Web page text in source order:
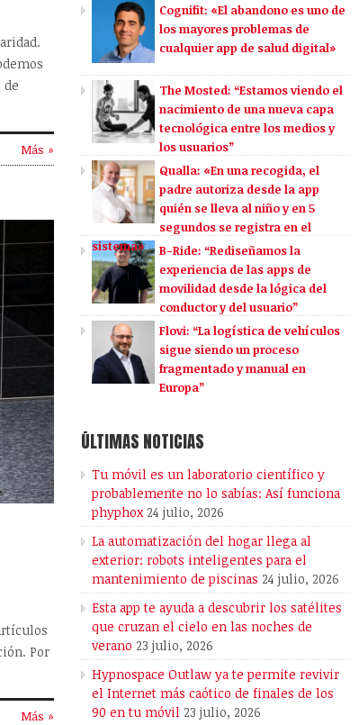
Más »
Por
Más »
Cognifit: «El abandono es uno de
los mayores problemas de
cualquier app de salud digital»
The Mosted: “Estamos viendo el
nacimiento de una nueva capa
tecnológica entre los medios y
los usuarios”
Qualla: «En una recogida, el
padre autoriza desde la app
quién se lleva al niño y en 5
segundos se registra en el
sistema»
B-Ride: “Rediseñamos la
experiencia de las apps de
movilidad desde la lógica del
conductor y del usuario”
Flovi: “La logística de vehículos
sigue siendo un proceso
fragmentado y manual en
Europa”
ÚLTIMAS NOTICIAS
Tu móvil es un laboratorio científico y
probablemente no lo sabías: Así funciona
phyphox 24 julio, 2026
La automatización del hogar llega al
exterior: robots inteligentes para el
mantenimiento de piscinas 24 julio, 2026
Esta app te ayuda a descubrir los satélites
que cruzan el cielo en las noches de
verano 23 julio, 2026
Hypnospace Outlaw ya te permite revivir
el Internet más caótico de finales de los
90 en tu móvil 23 julio, 2026